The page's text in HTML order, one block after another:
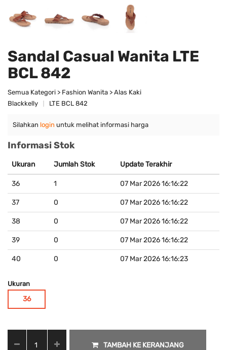
Sandal Casual Wanita LTE
BCL 842
Semua Kategori > Fashion Wanita > Alas Kaki
Blackkelly
LTE BCL 842
Silahkan login untuk melihat informasi harga
Informasi Stok
Ukuran Jumlah Stok Update Terakhir
36 1 07 Mar 2026 16:16:22
37 0 07 Mar 2026 16:16:22
38 0 07 Mar 2026 16:16:22
39 0 07 Mar 2026 16:16:22
40 0 07 Mar 2026 16:16:23
Ukuran
36
TAMBAH KE KERANJANG